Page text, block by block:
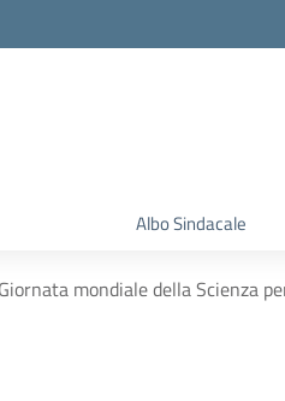
Albo Sindacale
Giornata mondiale della Scienza